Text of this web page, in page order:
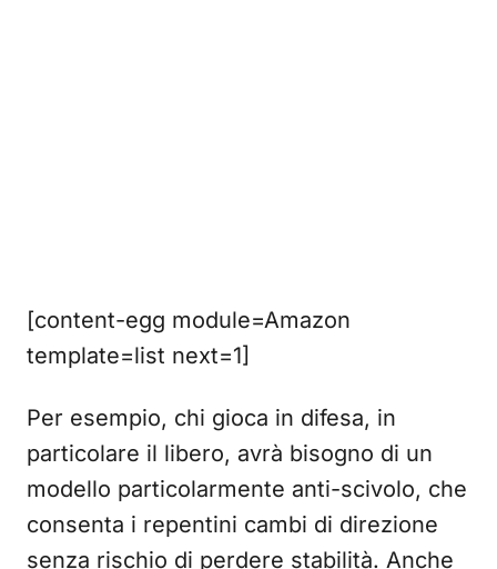
[content-egg module=Amazon
template=list next=1]
Per esempio, chi gioca in difesa, in
particolare il libero, avrà bisogno di un
modello particolarmente anti-scivolo, che
consenta i repentini cambi di direzione
senza rischio di perdere stabilità. Anche